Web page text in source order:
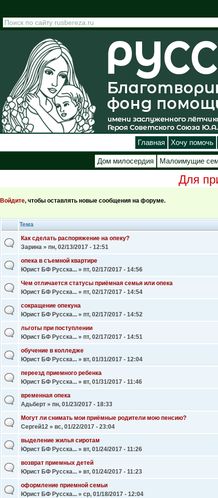
Главная Хочу помочь
Дом милосердия Малоимущие
Для
Войдите, чтобы оставлять новые сообщения на форуме.
Тема
Как сделать распоряжение на опеку?
Зарина » пн, 02/13/2017 - 12:51
опека в съемной квартире
Юрист БФ Русска... » пт, 02/17/2017 - 14:56
Чем отличается статусы приёмная семья или опека
Юрист БФ Русска... » пт, 02/17/2017 - 14:54
сокращение опекуна
Юрист БФ Русска... » пт, 02/17/2017 - 14:52
льготы при поступлении
Юрист БФ Русска... » пт, 02/17/2017 - 14:51
обучение в колледже
Юрист БФ Русска... » вт, 01/31/2017 - 12:04
переезд приемного ребенка
Юрист БФ Русска... » вт, 01/31/2017 - 11:46
временная опека
Адьберт » пн, 01/23/2017 - 18:33
Могут ли снимать мои приёмные родители мою пенсию?
Сергей12 » вс, 01/22/2017 - 23:04
выделение жилья сиротам
Юрист БФ Русска... » вт, 01/24/2017 - 11:26
возврат приемных детей
Юрист БФ Русска... » вт, 01/24/2017 - 11:23
оформление приемной семьи
Юрист БФ Русска... » ср, 01/18/2017 - 12:04